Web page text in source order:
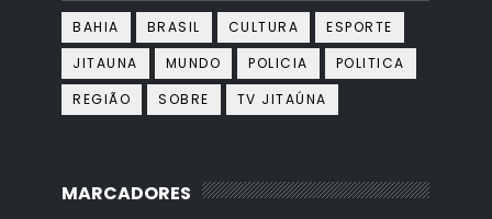
BAHIA BRASIL CULTURA
ESPORTE
JITAUNA
MUNDO POLICIA
POLITICA
REGIÃO
SOBRE TV JITAÚNA
MARCADORES